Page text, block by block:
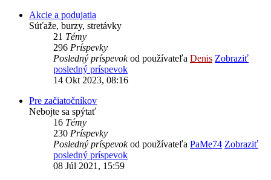
Akcie a podujatia
Súťaže, burzy, stretávky
21 Témy
296 Príspevky
Posledný príspevokod používateľa Denis Zobraziť
posledný príspevok
14 Okt 2023, 08:16
Pre začiatočníkov
Nebojte sa spýtať
16 Témy
230 Príspevky
Posledný príspevokod používateľa PaMe74 Zobraziť
posledný príspevok
08 Júl 2021, 15:59